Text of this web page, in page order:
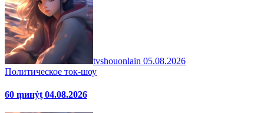
tvshouonlain 05.08.2026
Политическое ток-шоу
60 ṃинẏƫ 04.08.2026